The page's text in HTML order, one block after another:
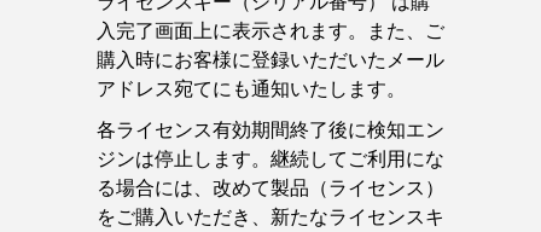
入完了画面上に表示されます。また、ご
購入時にお客様に登録いただいたメール
アドレス宛てにも通知いたします。
各ライセンス有効期間終了後に検知エン
ジンは停止します。継続してご利用にな
る場合には、改めて製品（ライセンス）
をご購入いただき、新たなライセンスキ